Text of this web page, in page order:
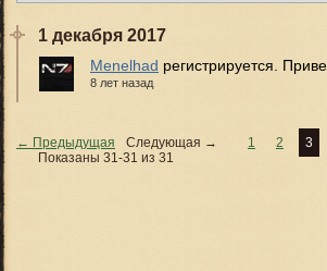
1 декабря 2017
Menelhad регистрируется.
8 лет назад
← Предыдущая Следующая → 1 2
3
Показаны 31-31 из 31